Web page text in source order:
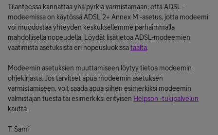
Tilanteessa kannattaa yhä pyrkiä varmistamaan, että ADSL -
modeemissa on käytössä ADSL 2+ Annex M -asetus, jotta modeemi
voi muodostaa yhteyden keskuksellemme parhaimmalla
mahdollisella nopeudella. Löydät lisätietoa ADSL-modeemien
vaatimista asetuksista eri nopeusluokissatäältä
Modeemin asetuksien muuttamiseen löytyy tietoa modeemin
ohjekirjasta. Jos tarvitset apua modeemin asetuksen
varmistamiseen, voit saada apua siihen esimerkiksi modeemin
valmistajan tuesta tai esimerkiksi erityisen Helpson -tukipalvelun
kautta.
T. Sami